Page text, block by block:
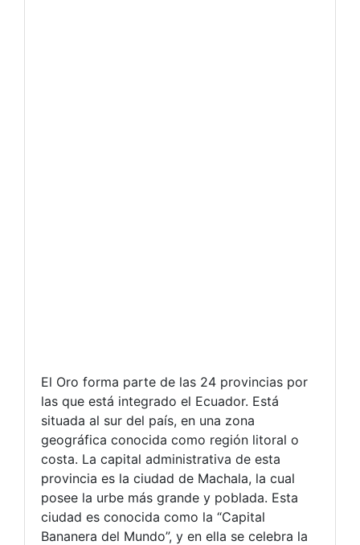
El Oro forma parte de las 24 provincias por
las que está integrado el Ecuador. Está
situada al sur del país, en una zona
geográfica conocida como región litoral o
costa. La capital administrativa de esta
provincia es la ciudad de Machala, la cual
posee la urbe más grande y poblada. Esta
ciudad es conocida como la “Capital
Bananera del Mundo”, y en ella se celebra la